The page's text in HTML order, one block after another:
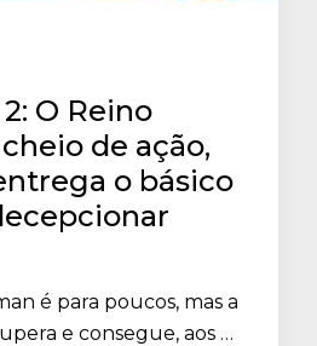
O Reino
de ação,
o básico
é para poucos, mas a
e consegue, aos …